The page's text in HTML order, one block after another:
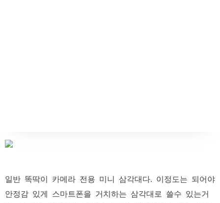
일반 똑딱이 카메라 전용 미니 삼각대다. 이정도는 되어야
안정감 있게 스마트폰을 거치하는 삼각대로 쓸수 있는거